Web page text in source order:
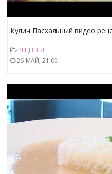
Кулич Пасхальный видео
РЕЦЕПТЫ
26-МАЙ, 21:00